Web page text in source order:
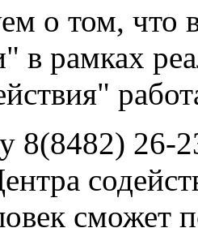
о том, что
в рамках
8(8482) 26-
сможет